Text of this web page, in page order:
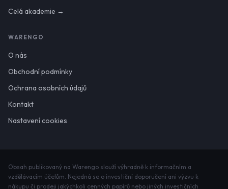
Celá akademie →
WARENGO
O nás
Obchodní podmínky
Ochrana osobních údajů
Kontakt
Nastavení cookies
Obsah publikovaný na Warengo slouží výhradně k informačním a
vzdělávacím účelům. Nejedná se o investiční doporučení ani výzvu k
nákupu či prodeji jakýchkoli cenných papírů nebo jiných investičních